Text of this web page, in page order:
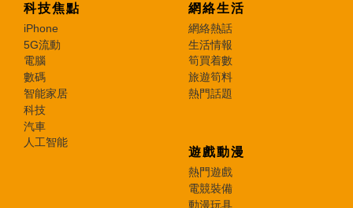
科技焦點
iPhone
5G流動
電腦
數碼
智能家居
科技
汽車
人工智能
網絡生活
網絡熱話
生活情報
筍買着數
旅遊筍料
熱門話題
遊戲動漫
熱門遊戲
電競裝備
動漫玩具